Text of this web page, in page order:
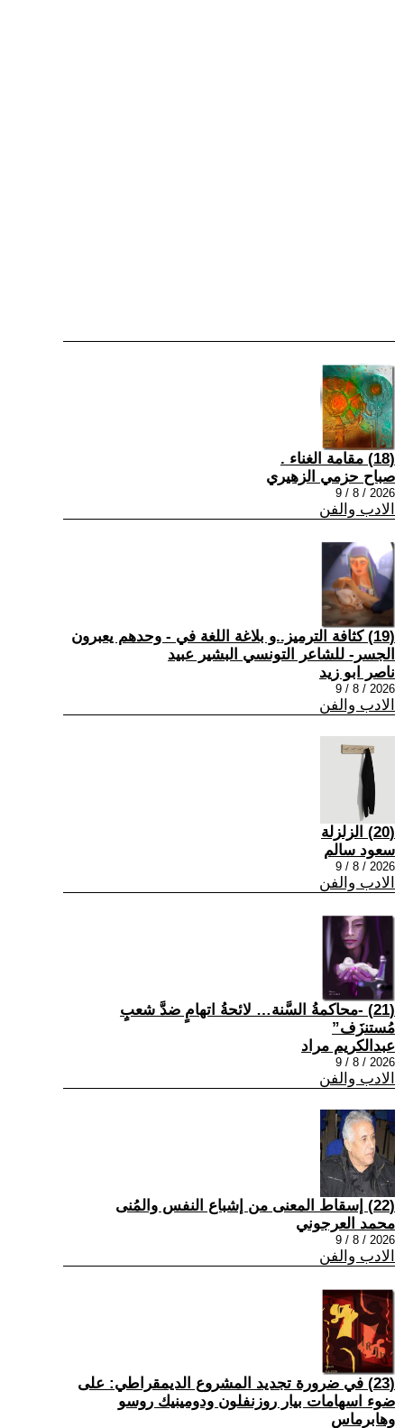
(18) مقامة الغناء .
صباح حزمي الزهيري
2026 / 8 / 9
الادب والفن
(19) كثافة الترميز..و بلاغة اللغة في - وحدهم يعبرون
الجسر- للشاعر التونسي البشير عبيد
ناصر ابو زيد
2026 / 8 / 9
الادب والفن
(20) الزلزلة
سعود سالم
2026 / 8 / 9
الادب والفن
(21) -محاكمةُ السَّنة… لائحةُ اتهامٍ ضدَّ شعبٍ
مُستنزَف”
عبدالكريم مراد
2026 / 8 / 9
الادب والفن
(22) إسقاط المعنى من إشباع النفس والمُنى
محمد العرجوني
2026 / 8 / 9
الادب والفن
(23) في ضرورة تجديد المشروع الديمقراطي: على
ضوء اسهامات بيار روزنفلون ودومينيك روسو
وهابرماس